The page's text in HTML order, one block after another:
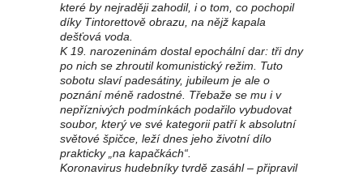
které by nejraději zahodil, i o tom, co pochopil
díky Tintorettově obrazu, na nějž kapala
dešťová voda.
K 19. narozeninám dostal epochální dar: tři dny
po nich se zhroutil komunistický režim. Tuto
sobotu slaví padesátiny, jubileum je ale o
poznání méně radostné. Třebaže se mu i v
nepříznivých podmínkách podařilo vybudovat
soubor, který ve své kategorii patří k absolutní
světové špičce, leží dnes jeho životní dílo
prakticky „na kapačkách“.
Koronavirus hudebníky tvrdě zasáhl – připravil